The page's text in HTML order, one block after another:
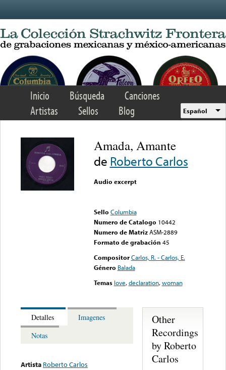
Inicio Búsqueda
Canciones
Artistas
Sellos Blog Español
Amada, Amante
de Roberto Carlos
Audio excerpt
Sello Columbia
Numero de Catalogo 10442
Numero de Matriz ASM-2889
Formato de grabación 45
Compositor Carlos, R. - Carlos, E.
Género Balada
Temas love,declaration,woman
Detalles
Imagenes
Notas
Artista Roberto Carlos
Other
Recordings
by Roberto
Carlos